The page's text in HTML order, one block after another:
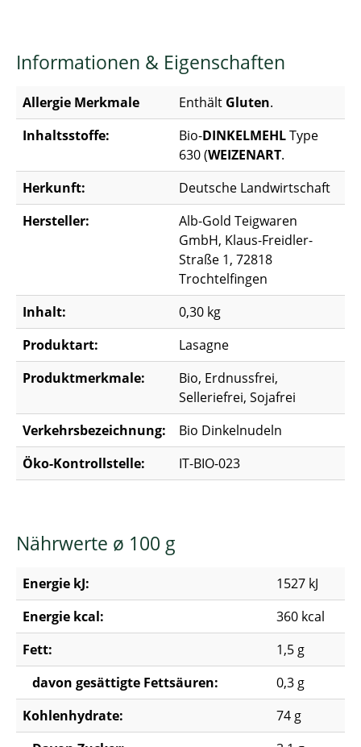
Informationen & Eigenschaften
Allergie Merkmale Enthält Gluten.
Inhaltsstoffe:
Bio-DINKELMEHLType
630 (WEIZENART.
Herkunft:
Deutsche Landwirtschaft
Hersteller:
Alb-Gold Teigwaren
GmbH, Klaus-Freidler-
Straße 1, 72818
Trochtelfingen
Inhalt:
0,30 kg
Produktart:
Lasagne
Produktmerkmale:
Bio, Erdnussfrei,
Selleriefrei, Sojafrei
Verkehrsbezeichnung:
Bio Dinkelnudeln
Öko-Kontrollstelle:
IT-BIO-023
Nährwerte ø 100 g
Energie kJ:
1527 kJ
Energie kcal:
360 kcal
Fett:
1,5 g
davon gesättigte Fettsäuren:
0,3 g
Kohlenhydrate:
74 g